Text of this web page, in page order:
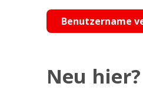
Benutzername
Neu